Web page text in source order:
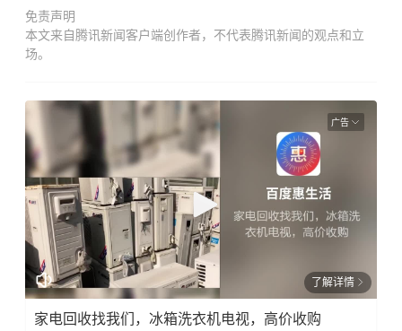
免责声明
本文来自腾讯新闻客户端创作者，不代表腾讯新闻的观点和立
场。
广告
了解详情
家电回收找我们，冰箱洗衣机电视，高价收购